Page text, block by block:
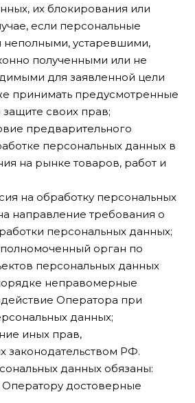
их блокирования или
если персональные
неполными, устаревшими,
полученными или не
для заявленной цели
принимать предусмотренные
своих прав;
предварительного
персональных данных в
на рынке товаров, работ и
на обработку персональных
направление требования о
персональных данных;
орган по
персональных данных
неправомерные
Оператора при
данных;
иных прав,
законодательством РФ.
данных обязаны:
достоверные